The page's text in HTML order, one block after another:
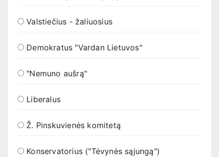
Valstiečius - žaliuosius
Demokratus "Vardan Lietuvos"
"Nemuno aušrą"
Liberalus
Ž. Pinskuvienės komitetą
Konservatorius ("Tėvynės sąjungą")